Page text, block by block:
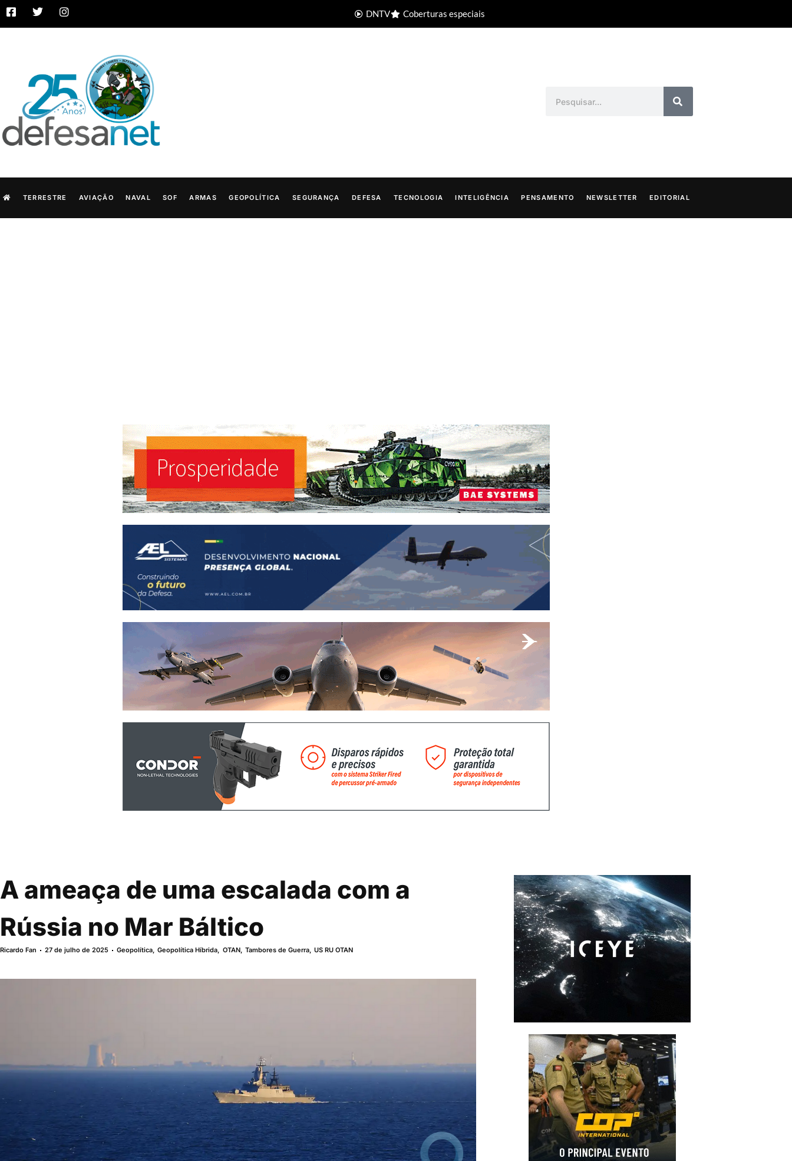
DNTV Coberturas especiais
TERRESTRE AVIAÇÃO NAVAL SOF ARMAS GEOPOLÍTICA SEGURANÇA DEFESA TECNOLOGIA INTELIGÊNCIA PENSAMENTO NEWSLETTER EDITORIAL
A ameaça de uma escalada com a
Rússia no Mar Báltico
Ricardo Fan 27 de julho de 2025 Geopolítica,Geopolítica Híbrida, OTAN, Tambores de Guerra,US RU OTAN